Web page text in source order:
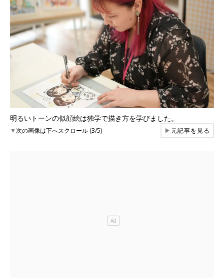
明るいトーンの似顔絵は独学で描き方を学びました。
▼次の画像は下へスクロール (3/5) ▶元記事を見る